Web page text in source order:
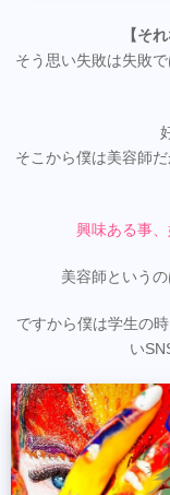
【そ
そう思い失敗は失敗
そこから僕は美容師だ
興味ある事
美容師という
ですから僕は学生の
い